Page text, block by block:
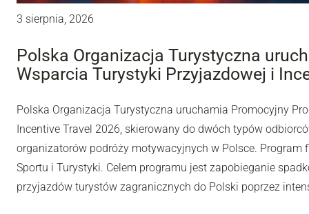
3 sierpnia, 2026
Polska Organizacja Turystyczna
Wsparcia Turystyki Przyjazdowej i
Polska Organizacja Turystyczna uruchamia Promocyjny
Incentive Travel 2026, skierowany do dwóch typów
organizatorów podróży motywacyjnych w Polsce.
Sportu i Turystyki. Celem programu jest zapobieganie
przyjazdów turystów zagranicznych do Polski poprzez